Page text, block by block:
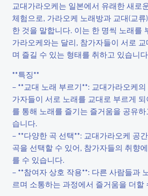
교대가라오케는 일본에서 유래한 새로
체험으로, 가라오케 노래방과 교대(교
한 것을 말합니다. 이는 한 명씩 노래를
가라오케와는 달리, 참가자들이 서로
며 즐길 수 있는 형태를 취하고 있습니
**특징**
– **교대 노래 부르기**: 교대가라오케
가자들이 서로 노래를 교대로 부르게
를 통해 노래를 즐기는 즐거움을 공유
습니다.
– **다양한 곡 선택**: 교대가라오케 공
곡을 선택할 수 있어, 참가자들의 취향
를 수 있습니다.
– **참여자 상호 작용**: 다른 사람들과
르며 소통하는 과정에서 즐거움을 더할